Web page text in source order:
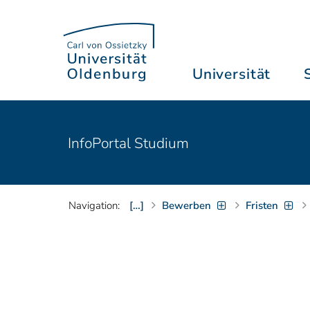
Universität
InfoPortal Studium
Navigation: […] Bewerben Fristen